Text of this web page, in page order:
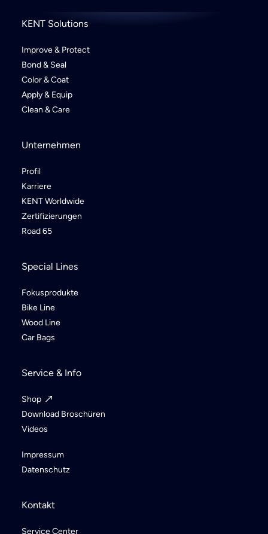
KENT Solutions
Improve & Protect
Bond & Seal
Color & Coat
Apply & Equip
Clean & Care
Unternehmen
Profil
Karriere
KENT Worldwide
Zertifizierungen
Road 65
Special Lines
Fokusprodukte
Bike Line
Wood Line
Car Bags
Service & Info
Shop
Download Broschüren
Videos
Impressum
Datenschutz
Kontakt
Service Center